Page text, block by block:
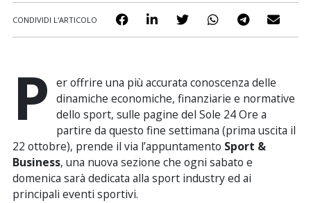
CONDIVIDI L'ARTICOLO
P er offrire una più accurata conoscenza delle
dinamiche economiche, finanziarie e normative
dello sport, sulle pagine del Sole 24 Ore a
partire da questo fine settimana (prima uscita il
22 ottobre), prende il via l’appuntamento Sport &
Business, una nuova sezione che ogni sabato e
domenica sarà dedicata alla sport industry ed ai
principali eventi sportivi.